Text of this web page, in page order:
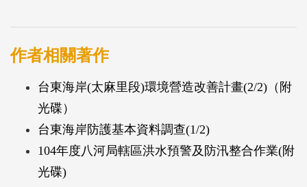
建置工作及防汛整合作業。
本計畫根據整體工作項目主要分為以下12大項，分別
洪水預報參數之持續檢定驗證、持續介接轄區內相關
單位預警系統資料、地圖化展示介面功能及圖資擴
充、洪痕水尺檢討及設置與洪痕水尺色紙更換、卑南
溪水系兩岸易致災河段模擬及建議、提供水情資訊研
判及諮詢、颱洪時期進駐協勤、颱洪事件預報結果分
作者相關著作
台東海岸(太麻里段)環境營造改善計畫(2/2)（附
光碟）
台東海岸防護基本資料調查(1/2)
104年度八河局轄區洪水預警及防汛整合作業(附
光碟)